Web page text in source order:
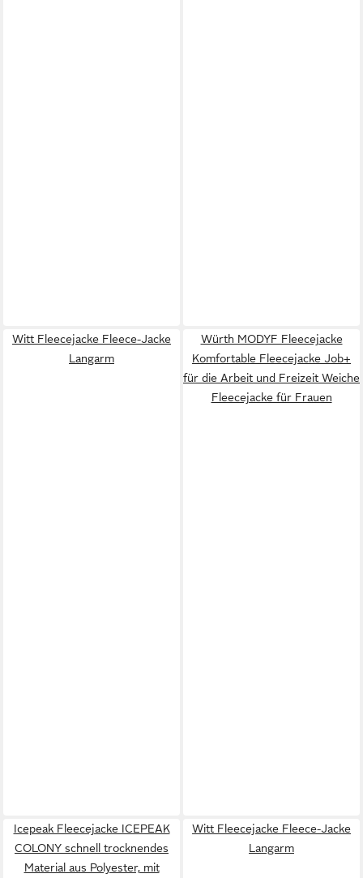
Witt Fleecejacke Fleece-Jacke
Langarm
Würth MODYF Fleecejacke
Komfortable Fleecejacke Job+
für die Arbeit und Freizeit Weiche
Fleecejacke für Frauen
Icepeak Fleecejacke ICEPEAK
COLONY schnell trocknendes
Material aus Polyester, mit
Witt Fleecejacke Fleece-Jacke
Langarm